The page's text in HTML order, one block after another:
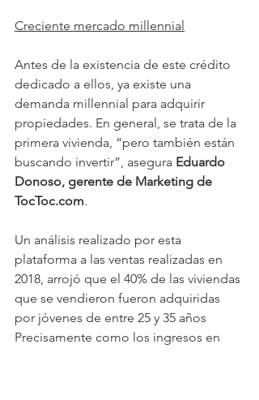
Creciente mercado millennial
Antes de la existencia de este crédito
dedicado a ellos, ya existe una
demanda millennial para adquirir
propiedades. En general, se trata de la
primera vivienda, “pero también están
buscando invertir”, asegura Eduardo
Donoso, gerente de Marketing de
TocToc.com.
Un análisis realizado por esta
plataforma a las ventas realizadas en
2018, arrojó que el 40% de las viviendas
que se vendieron fueron adquiridas
por jóvenes de entre 25 y 35 años
Precisamente como los ingresos en